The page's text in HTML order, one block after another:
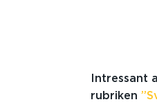
Intressant
rubriken